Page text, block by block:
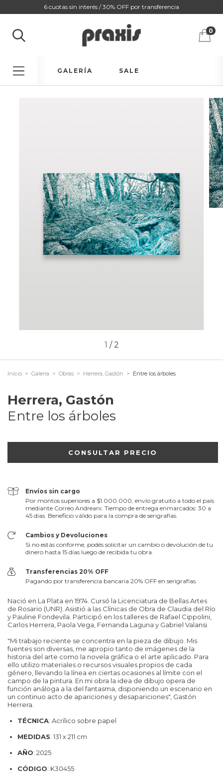
6 cuotas sin interés / 30% OFF por transferencia
0
GALERÍA SALE
1 / 2
Inicio > Galería > Obras > Herrera, Gastón > Entre los árboles
Herrera, Gastón
Entre los árboles
Envíos sin cargo
Por montos superiores a $1.000.000, envío gratuito a todo el país
mediante Correo Andreani. Tiempo de entrega enmarcados: 30 a
45 días. Beneficio válido para la compra de serigrafías.
Cambios y Devoluciones
Si no estás conforme, podés solicitar un cambio o devolución de tu
dinero hasta 15 días luego de recibida tu obra.
Transferencias 20% OFF
Pagando por transferencia bancaria 20% OFF en serigrafías.
Nació en La Plata en 1974. Cursó la Licenciatura de Bellas Artes
de Rosario (UNR). Asistió a las Clínicas de Obra de Claudia del Río
y Pauline Fondevila. Participó en los talleres de Rafael Cippolini,
Carlos Herrera, Paola Vega, Fernanda Laguna y Gabriel Valansi.
"Mi trabajo reciente se concentra en la pieza de dibujo. Mis
fuentes son diversas, me apropio tanto de imágenes de la
historia del arte como la novela gráfica o el arte aplicado. Para
ello utilizo materiales o recursos visuales propios de cada
género, llevando la línea en ciertas ocasiones al límite con el
campo de la pintura. En mi obra la idea de dibujo opera de
función análoga a la del fantasma, disponiendo un escenario en
un continuo acto de apariciones y desapariciones", Gastón
Herrera.
TÉCNICA: Acrílico sobre papel
MEDIDAS: 131 x 211 cm
AÑO: 2025
CÓDIGO: K30455